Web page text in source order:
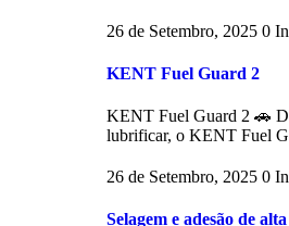
26 de Setembro, 2025 0 In
KENT Fuel Guard 2
KENT Fuel Guard 2 🚗
lubrificar, o KENT Fuel
26 de Setembro, 2025 0 In
Selagem e adesão de